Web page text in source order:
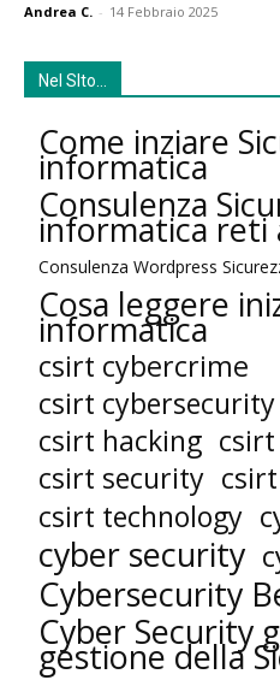
Andrea C. - 14 Febbraio 2025
Nel SIto…
Come inziare
informatica
Consulenza
informatica reti
Consulenza Wordpress
Cosa leggere
informatica
csirt cybercrime
csirt cybersecurity
csirt hacking
csirt security
csirt technology
cyber security
Cybersecurity
Cyber Security
gestione della